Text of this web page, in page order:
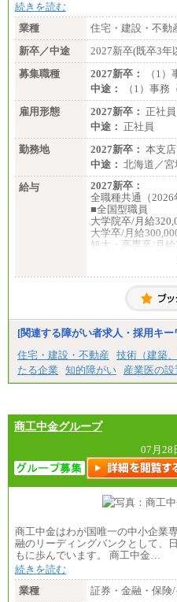
続きを読む
業種
住宅・建設・不動
新卒／中途
2027新卒(既卒3年
募集職種
2027新卒：
（1
中途：
（1）事務
雇用形態
2027新卒： 正社員
中途： 正社員
勤務地
2027新卒： 本支
中途： 北海道／
給与
2027新卒：
全職種共通（2026
■全国型職員
大学院卒/月給
大学卒/月給
短大・高専卒/月給
大学院卒/月給
大学卒/月給
短大・高専卒/月
■特定職員※
大学院卒/月給
大学卒/月給
短大・高専卒/月
※拠点型職員、特
す。
中途：
全職種共通
月給制
226,600円～
す）
・ご経験やスキ
ます。
[関連する障がい者求人・採用キ
住宅・建設・不動産
技術（建築
たる企業
知的障がい 産業医の設
商工中金グループ
07月
商工中金はわが国唯一の中小企業
融のリーディングバンクとして、
もに歩んでいます。 商工中金…
続きを読む
業種
証券・金融・保険